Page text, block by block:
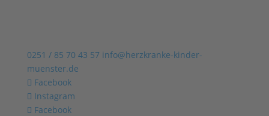
0251 / 85 70 43 57 info@herzkranke-kinder-
muenster.de
Facebook
Instagram
Facebook